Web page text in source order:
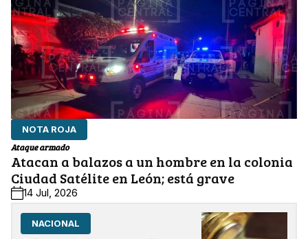
NOTA ROJA
Ataque armado
Atacan a balazos a un hombre en la colonia
Ciudad Satélite en León; está grave
14 Jul, 2026
NACIONAL